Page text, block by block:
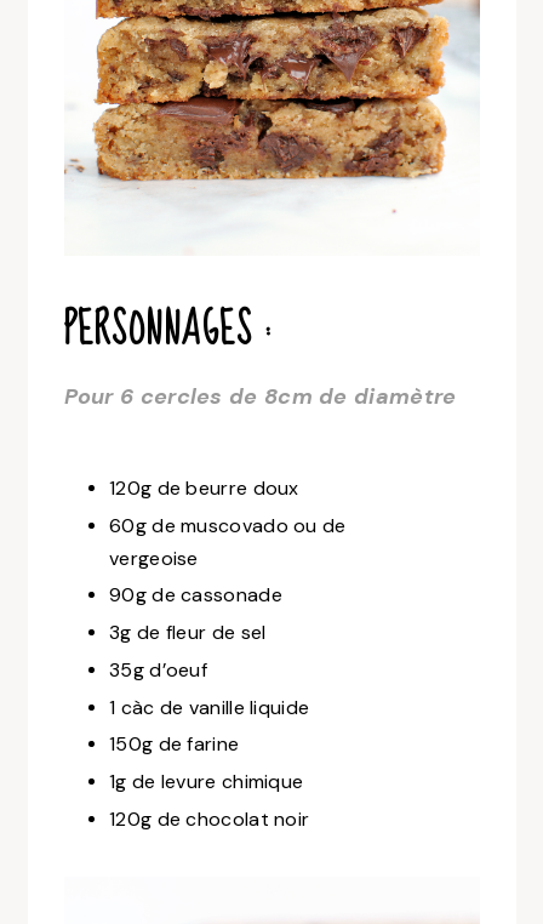
PERSONNAGES :
Pour 6 cercles de 8cm de diamètre
120g de beurre doux
60g de muscovado ou de
vergeoise
90g de cassonade
3g de fleur de sel
35g d’oeuf
1 càc de vanille liquide
150g de farine
1g de levure chimique
120g de chocolat noir